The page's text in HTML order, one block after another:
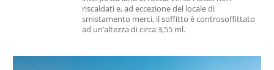
riscaldati e, ad eccezione del locale di
smistamento merci, il soffitto è controsoffittato
ad un’altezza di circa 3,55 ml.